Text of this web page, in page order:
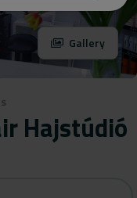
Hajstúdió
Gallery